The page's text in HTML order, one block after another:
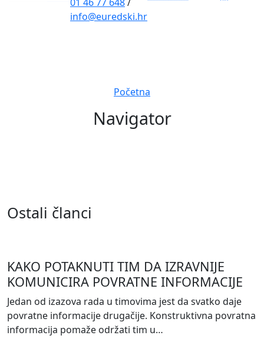
info@euredski.hr
Početna
Navigator
Ostali članci
KAKO POTAKNUTI TIM DA IZRAVNIJE
KOMUNICIRA POVRATNE INFORMACIJE
Jedan od izazova rada u timovima jest da svatko daje
povratne informacije drugačije. Konstruktivna povratna
informacija pomaže održati tim u…